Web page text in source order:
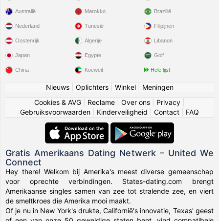
Australië
Nederland
Oostenrijk
Japan
China
Marokko
Tunesië
Algerije
Egypte
Koeweit
Brazilië
Filipijnen
Libanon
Golf
Hele lijst
Nieuws| Oplichters| Winkel| Meningen
Cookies & AVG
Reclame Over ons Privacy
Gebruiksvoorwaarden
Kinderveiligheid Contact FAQ
Gratis Amerikaans Dating Netwerk – United We
Connect
Hey there! Welkom bij Amerika's meest diverse gemeenschap
voor oprechte verbindingen. States-dating.com brengt
Amerikaanse singles samen van zee tot stralende zee, en viert
de smeltkroes die Amerika mooi maakt.
Of je nu in New York's drukte, Californië's innovatie, Texas' geest